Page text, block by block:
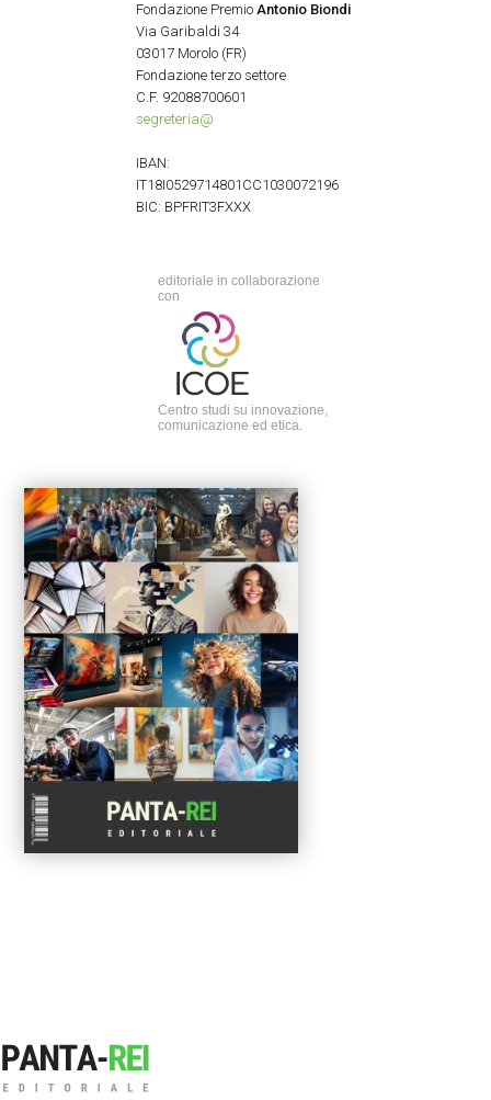
Fondazione PremioAntonio Biondi
Via Garibaldi 34
03017 Morolo (FR)
Fondazione terzo settore
C.F. 92088700601
segreteria@
IBAN:
IT18I0529714801CC1030072196
BIC: BPFRIT3FXXX
editoriale in collaborazione
con
Centro studi su innovazione,
comunicazione ed etica.